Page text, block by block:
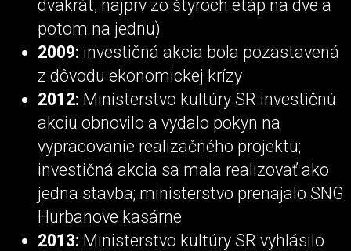
dvakrát, najprv zo štyroch etáp na dve a
potom na jednu)
2009: investičná akcia bola pozastavená
z dôvodu ekonomickej krízy
2012: Ministerstvo kultúry SR investičnú
akciu obnovilo a vydalo pokyn na
vypracovanie realizačného projektu;
investičná akcia sa mala realizovať ako
jedna stavba; ministerstvo prenajalo SNG
Hurbanove kasárne
2013: Ministerstvo kultúry SR vyhlásilo